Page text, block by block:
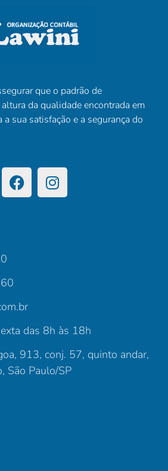
que o padrão de
da qualidade encontrada em
sua satisfação e a segurança do
das 8h às 18h
913, conj. 57, quinto andar,
São Paulo/SP